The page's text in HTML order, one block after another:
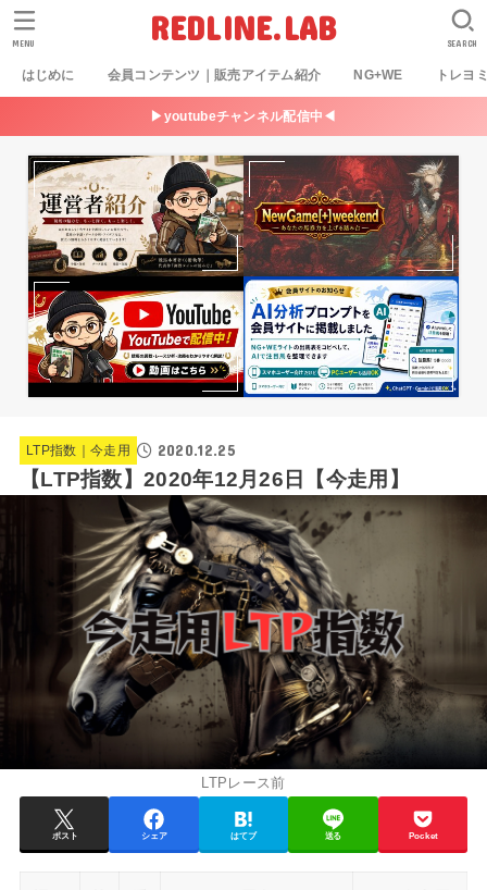
REDLINE.LAB
はじめに 会員コンテンツ｜販売アイテム紹介 NG+WE トレヨ
SEARCH
MENU
▶youtubeチャンネル配信中◀
LTP指数｜今走用 2020.12.25
【LTP指数】2020年12月26日【今走用】
LTPレース前
ポスト シェア はてブ 送る Pocket